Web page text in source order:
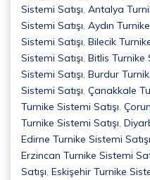
Sistemi Satışı, Antalya
Sistemi Satışı, Aydın
Sistemi Satışı, Bilecik
Sistemi Satışı, Bitlis Turnike
Sistemi Satışı, Burdur
Sistemi Satışı, Çanakkale
Turnike Sistemi Satışı,
Turnike Sistemi Satışı,
Edirne Turnike Sistemi Satışı
Erzincan Turnike Sistemi
Satışı, Eskişehir Turnike